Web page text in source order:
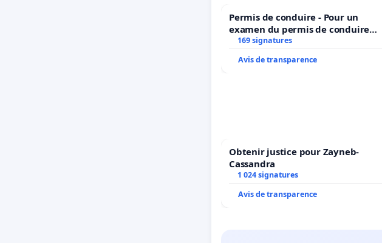
Permis de conduire - Pour un
examen du permis de conduire
accessible dans plusieurs langues à
169 signatures
Avis de transparence
Obtenir justice pour Zayneb-
Cassandra
1 024 signatures
Avis de transparence